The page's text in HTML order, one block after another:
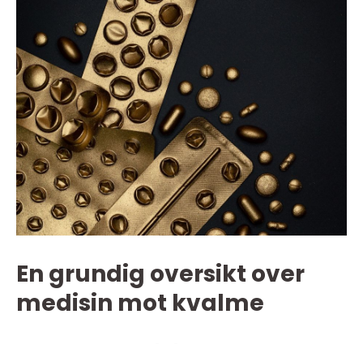
En grundig oversikt over
medisin mot kvalme